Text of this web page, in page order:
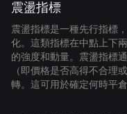
震盪指標
震盪指標是一種先行指標
化。這類指標在中點上下
的強度和動量。震盪指標
（即價格是否高得不合理
轉。這可用於確定何時平倉